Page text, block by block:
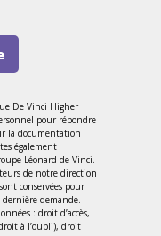
De Vinci Higher
pour répondre
la documentation
également
Léonard de Vinci.
de notre direction
conservées pour
demande.
: droit d’accès,
à l’oubli), droit